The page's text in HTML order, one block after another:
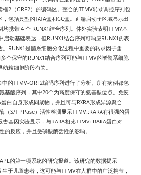
框2 （ORF2）的编码区。整合的TTMV转录调控序列包
，包括典型的TATA盒和GC盒。近端启动子区域显示出
均携带 4 个 RUNX1结合序列。体外实验表明TTMV基
启动基础表达，但RUNX1结合序列可响应RUNX1的表
RUNX1是髓系细胞分化过程中重要的转录因子蛋
个保守的RUNX1结合序列可能与TTMV的嗜髓系细胞
粒细胞阶段有关。
中的TTMV-ORF2编码序列进行了分析。所有病例都包
基酸序列，其中20个为高度保守的氨基酸位点。免疫
蛋白自身形成同聚物，并且可与RXRA形成异源聚合
（S/T PPase）活性检测显示TTMV::RARA有很强的蛋
告基因实验显示，与RARA相比TTMV::RARA蛋白对
的反应，并且受磷酸酶活性的影响。
的第一项系统的研究报道。该研究的数据提示
生于儿童患者，这可能与TTMV在人群中的广泛携带，